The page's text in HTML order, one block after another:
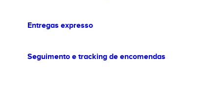
Entregas expresso
Seguimento e tracking de encomendas